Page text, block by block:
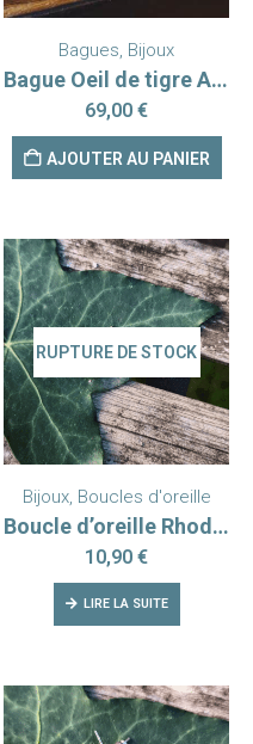
Bagues, Bijoux
Bague Oeil de tigre Argent 925
69,00 €
AJOUTER AU PANIER
RUPTURE DE STOCK
Bijoux, Boucles d'oreille
Boucle d’oreille Rhodonite A
10,90 €
LIRE LA SUITE